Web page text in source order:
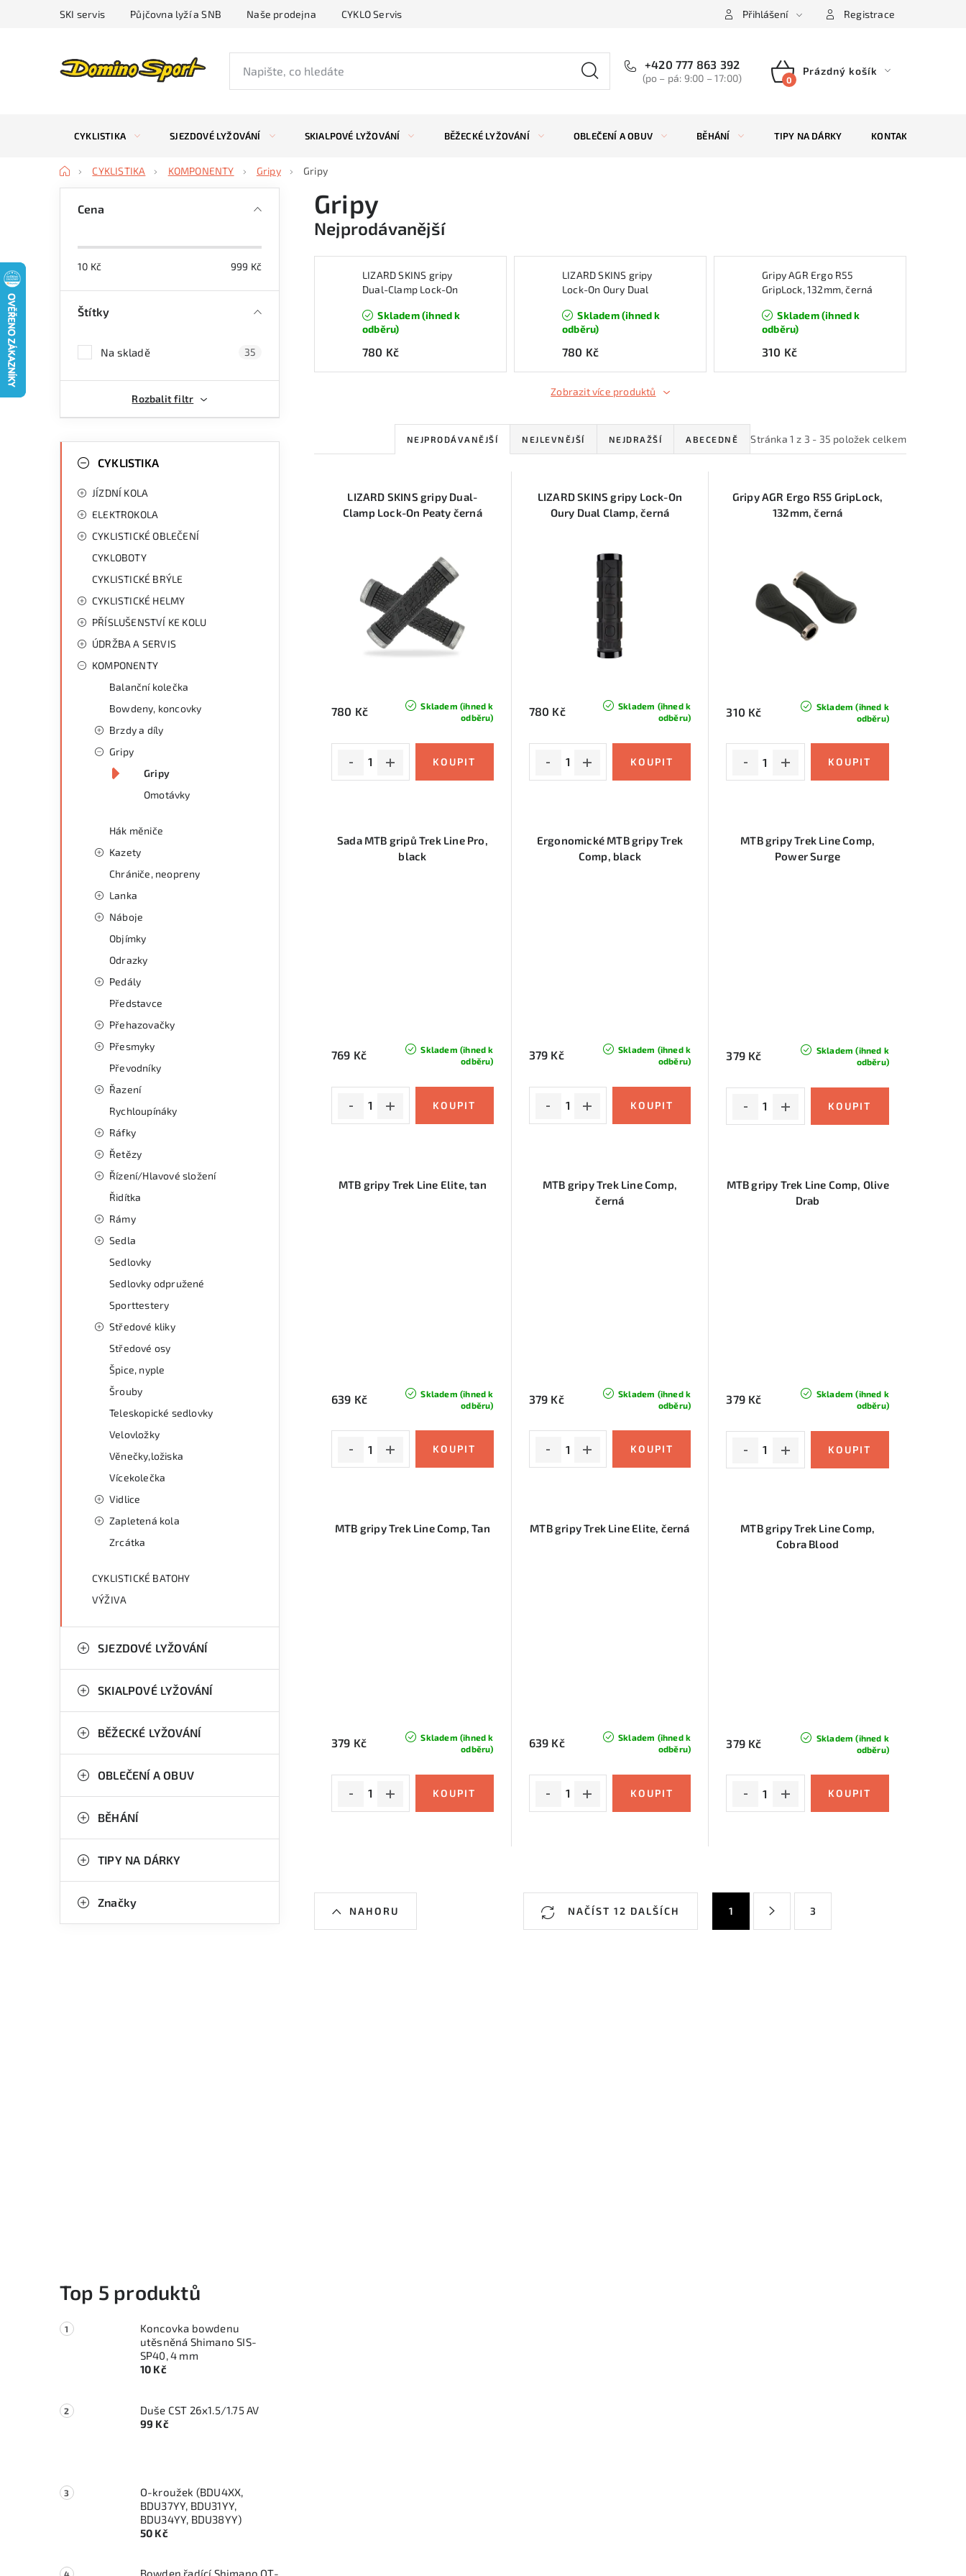
SKI servis Půjčovna lyží a SNB Naše prodejna CYKLO Servis Přihlášení Registrace
+420 777 863 392
(po – pá: 9:00 – 17:00)
NÁKUPNÍ
Prázdný košík
CYKLISTIKA SJEZDOVÉ LYŽOVÁNÍ SKIALPOVÉ LYŽOVÁNÍ BĚŽECKÉ LYŽOVÁNÍ OBLEČENÍ A OBUV BĚHÁNÍ TIPY NA DÁRKY KONTAKTY
DomůCYKLISTIKA KOMPONENTY Gripy Gripy
í
p
Cena
10 Kč 999 Kč
Štítky
Na skladě 35
Rozbalit filtr
kategorieCYKLISTIKA
JÍZDNÍ KOLA
ELEKTROKOLA
CYKLISTICKÉ OBLEČENÍ
CYKLOBOTY
CYKLISTICKÉ BRÝLE
CYKLISTICKÉ HELMY
PŘÍSLUŠENSTVÍ KE KOLU
ÚDRŽBA A SERVIS
KOMPONENTY
Balanční kolečka
Bowdeny, koncovky
Brzdy a díly
Gripy
Gripy
Omotávky
Hák měniče
Kazety
Chrániče, neopreny
Lanka
Náboje
Objímky
Odrazky
Pedály
Představce
Přehazovačky
Přesmyky
Převodníky
Řazení
Rychloupínáky
Ráfky
Řetězy
Řízení/Hlavové složení
Řidítka
Rámy
Sedla
Sedlovky
Sedlovky odpružené
Sporttestery
Středové kliky
Středové osy
Špice, nyple
Šrouby
Teleskopické sedlovky
Velovložky
Věnečky,ložiska
Vícekolečka
Vidlice
Zapletená kola
Zrcátka
CYKLISTICKÉ BATOHY
VÝŽIVA
SJEZDOVÉ LYŽOVÁNÍ
SKIALPOVÉ LYŽOVÁNÍ
BĚŽECKÉ LYŽOVÁNÍ
OBLEČENÍ A OBUV
BĚHÁNÍ
TIPY NA DÁRKY
Značky
Top 5 produktů
Koncovka bowdenu
utěsněná Shimano SIS-
SP40, 4 mm
10 Kč
Duše CST 26x1.5/1.75 AV
99 Kč
O-kroužek (BDU4XX,
BDU37YY, BDU31YY,
BDU34YY, BDU38YY)
50 Kč
Bowden řadící Shimano OT-
Gripy
Nejprodávanější
LIZARD SKINS gripy
Dual-Clamp Lock-On
Skladem (ihned k
odběru)
780 Kč
LIZARD SKINS gripy
Lock-On Oury Dual
Skladem (ihned k
odběru)
780 Kč
Gripy AGR Ergo R55
GripLock, 132mm, černá
Skladem (ihned k
odběru)
310 Kč
Zobrazit více produktů
Stránka 1 z 3 - 35 položek celkem
Ř
z
e
p
r
o
u
k
t
NEJPRODÁVANĚJŠÍ NEJLEVNĚJŠÍ NEJDRAŽŠÍ ABECEDNĚ
LIZARD SKINS gripy Dual-
Clamp Lock-On Peaty černá
Skladem (ihned k
odběru)
780 Kč
LIZARD SKINS gripy Lock-On
Oury Dual Clamp, černá
Skladem (ihned k
odběru)
780 Kč
Gripy AGR Ergo R55 GripLock,
132mm, černá
Skladem (ihned k
odběru)
310 Kč
Sada MTB gripů Trek Line Pro,
black
Skladem (ihned k
odběru)
769 Kč
Ergonomické MTB gripy Trek
Comp, black
Skladem (ihned k
odběru)
379 Kč
MTB gripy Trek Line Comp,
Power Surge
Skladem (ihned k
odběru)
379 Kč
MTB gripy Trek Line Elite, tan
Skladem (ihned k
odběru)
639 Kč
MTB gripy Trek Line Comp,
černá
Skladem (ihned k
odběru)
379 Kč
MTB gripy Trek Line Comp, Olive
Drab
Skladem (ihned k
odběru)
379 Kč
MTB gripy Trek Line Comp, Tan
Skladem (ihned k
odběru)
379 Kč
MTB gripy Trek Line Elite, černá
Skladem (ihned k
odběru)
639 Kč
MTB gripy Trek Line Comp,
Cobra Blood
Skladem (ihned k
odběru)
379 Kč
v
NAČÍST 12 DALŠÍCH 1 3
NAHORU